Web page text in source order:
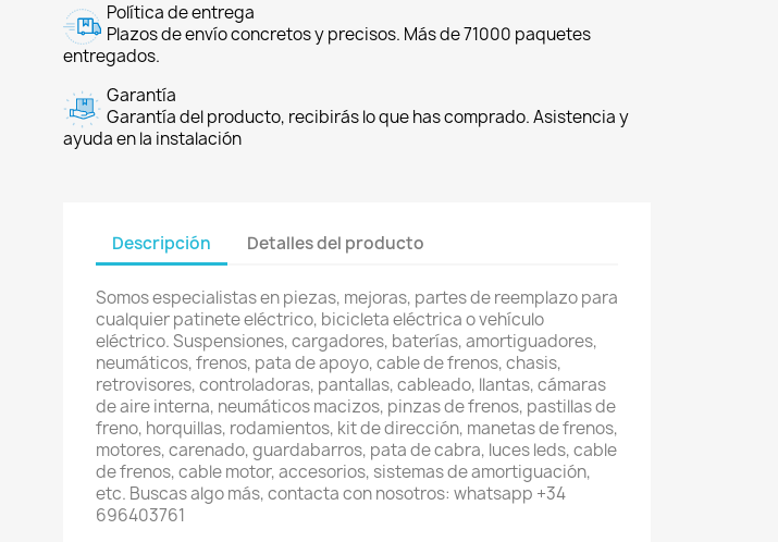
Política de entrega
Plazos de envío concretos y precisos. Más de 71000 paquetes
entregados.
Garantía
Garantía del producto, recibirás lo que has comprado. Asistencia y
ayuda en la instalación
Descripción Detalles del producto
Somos especialistas en piezas, mejoras, partes de reemplazo para
cualquier patinete eléctrico, bicicleta eléctrica o vehículo
eléctrico. Suspensiones, cargadores, baterías, amortiguadores,
neumáticos, frenos, pata de apoyo, cable de frenos, chasis,
retrovisores, controladoras, pantallas, cableado, llantas, cámaras
de aire interna, neumáticos macizos, pinzas de frenos, pastillas de
freno, horquillas, rodamientos, kit de dirección, manetas de frenos,
motores, carenado, guardabarros, pata de cabra, luces leds, cable
de frenos, cable motor, accesorios, sistemas de amortiguación,
etc. Buscas algo más, contacta con nosotros: whatsapp +34
696403761